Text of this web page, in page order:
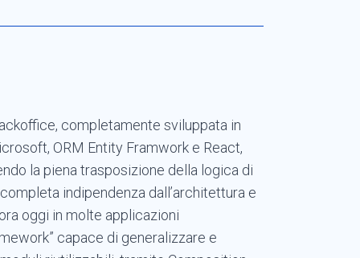
completamente sviluppata in
ORM Entity Framwork e React,
la piena trasposizione della logica di
indipendenza dall’architettura e
oggi in molte applicazioni
capace di generalizzare e